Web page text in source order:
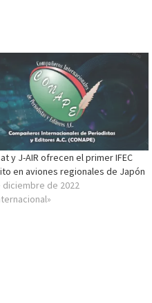
y J-AIR ofrecen el primer IFEC
en aviones regionales de Japón
diciembre de 2022